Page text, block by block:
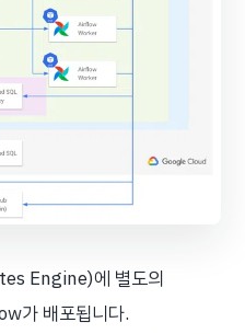
Engine)에 별도의
가 배포됩니다.